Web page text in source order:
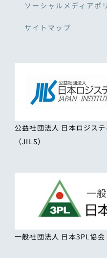
ソーシャルメディアポ
サイトマップ
公益社団法人 日本ロジス
（JILS）
一般社団法人 日本3PL協会